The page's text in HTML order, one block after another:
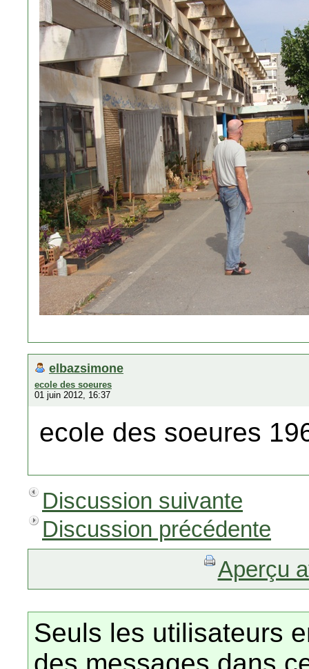
elbazsimone
ecole des soeures
01 juin 2012, 16:37
ecole des soeures
Discussion suivante
Discussion précédente
Aperçu
Seuls les utilisateurs